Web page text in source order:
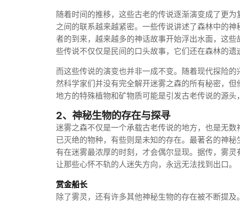
随着时间的推移，这些古老的传说逐渐演变成了更
之间的联系越来越紧密。一些传说讲述了森林中的
者的到来，越来越多的神话故事开始浮出水面，这
些传说不仅仅是民间的口头故事，它们还在森林的遗
而这些传说的演变也并非一成不变。随着现代探险
然科学家们并没有完全解开迷雾之森的所有秘密，
地方的特殊植物和矿物质可能是引发古老传说的源
2、神秘生物的存在与探寻
迷雾之森不仅是一个承载古老传说的地方，也是无
已灭绝的物种，有些则是未知的存在。最著名的神
有在迷雾最浓厚的时刻，才会偶尔显现。据传，雾
让那些心怀不轨的人迷失方向，永远无法找到出口。
赏金船长
除了雾灵，还有许多其他神秘生物的存在被不断提